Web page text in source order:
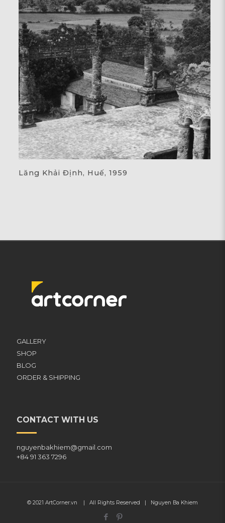
Lăng Khải Định, Huế, 1959
GALLERY
SHOP
BLOG
ORDER & SHIPPING
CONTACT WITH US
nguyenbakhiem@gmail.com
+84 91 363 7296
© 2021 ArtCorner.vn | All Rights Reserved | Nguyen Ba Khiem